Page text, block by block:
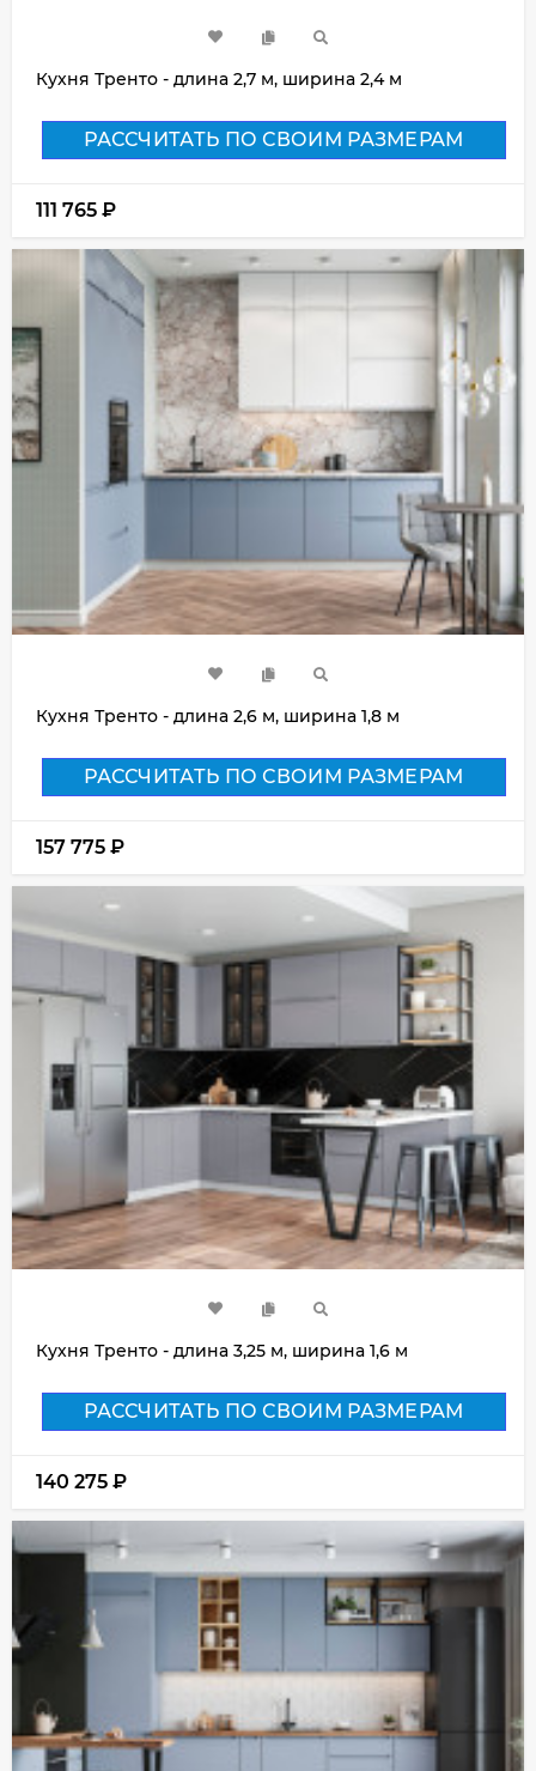
Кухня Тренто - длина 2,7 м, ширина 2,4 м
РАССЧИТАТЬ ПО СВОИМ РАЗМЕРАМ
111 765 ₽
Кухня Тренто - длина 2,6 м, ширина 1,8 м
РАССЧИТАТЬ ПО СВОИМ РАЗМЕРАМ
157 775 ₽
Кухня Тренто - длина 3,25 м, ширина 1,6 м
РАССЧИТАТЬ ПО СВОИМ РАЗМЕРАМ
140 275 ₽